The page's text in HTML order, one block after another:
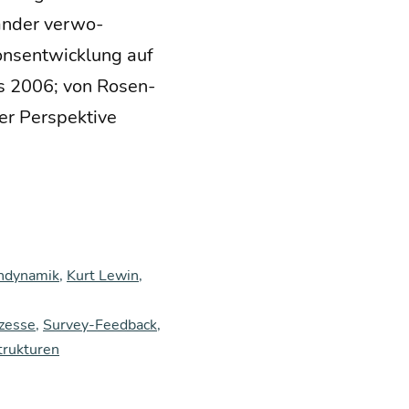
ver­wo­
auf
2006; von Rosen­
Per­spek­ti­ve
, Kurt Lewin,
, Survey-Feedback,